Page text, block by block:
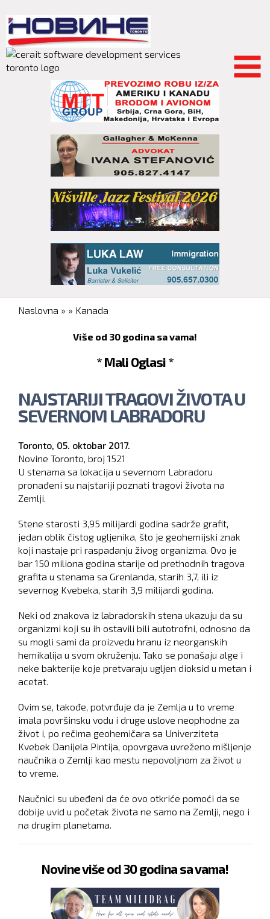
main
content
You are here
Naslovna » » Kanada
Više od 30 godina sa vama!
* Mali Oglasi *
NAJSTARIJI TRAGOVI ŽIVOTA U
SEVERNOM LABRADORU
Toronto, 05. oktobar 2017.
Novine Toronto, broj 1521
U stenama sa lokacija u severnom Labradoru
pronađeni su najstariji poznati tragovi života na
Zemlji.
Stene starosti 3,95 milijardi godina sadrže grafit,
jedan oblik čistog ugljenika, što je geohemijski znak
koji nastaje pri raspadanju živog organizma. Ovo je
bar 150 miliona godina starije od prethodnih tragova
grafita u stenama sa Grenlanda, starih 3,7, ili iz
severnog Kvebeka, starih 3,9 milijardi godina.
Neki od znakova iz labradorskih stena ukazuju da su
organizmi koji su ih ostavili bili autotrofni, odnosno da
su mogli sami da proizvedu hranu iz neorganskih
hemikalija u svom okruženju. Tako se ponašaju alge i
neke bakterije koje pretvaraju ugljen dioksid u metan i
acetat.
Ovim se, takođe, potvrđuje da je Zemlja u to vreme
imala površinsku vodu i druge uslove neophodne za
život i, po rečima geohemičara sa Univerziteta
Kvebek Danijela Pintija, opovrgava uvreženo mišljenje
naučnika o Zemlji kao mestu nepovoljnom za život u
to vreme.
Naučnici su ubeđeni da će ovo otkriće pomoći da se
dobije uvid u početak života ne samo na Zemlji, nego i
na drugim planetama.
Novine više od 30 godina sa vama!